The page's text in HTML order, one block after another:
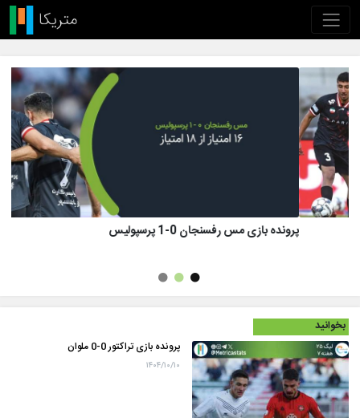
پرونده بازی تراکتور 1 (8)-(7) 1 پرسپولیس
بخوانید
پرونده بازی تراکتور 0-0 ملوان
۱۴۰۴/۱۰/۱۰